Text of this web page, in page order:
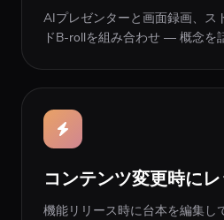
AIプレゼンターと画面録画、ス
ドB-rollを組み合わせ — 概念を
コンテンツ変更時に
機能リリース時に台本を編集し